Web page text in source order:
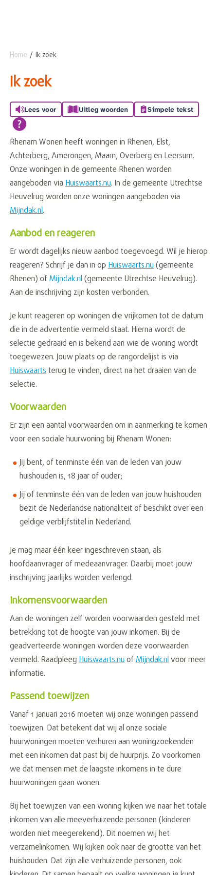
Naar hoofdinhoud
Naar hoofdnavigatiemenu
Naar zoeken
Home Ik zoek
Ik zoek
Lees voor Uitleg woorden Simpele tekst
Rhenam Wonen heeft woningen in Rhenen, Elst,
Achterberg, Amerongen, Maarn, Overberg en Leersum.
Onze woningen in de gemeente Rhenen worden
aangeboden via Huiswaarts.nu. In de gemeente Utrechtse
Heuvelrug worden onze woningen aangeboden via
Mijndak.nl.
Aanbod en reageren
Er wordt dagelijks nieuw aanbod toegevoegd. Wil je hierop
reageren? Schrijf je dan in op Huiswaarts.nu(gemeente
Rhenen) ofMijndak.nl(gemeente Utrechtse Heuvelrug).
Aan de inschrijving zijn kosten verbonden.
Je kunt reageren op woningen die vrijkomen tot de datum
die in de advertentie vermeld staat. Hierna wordt de
selectie gedraaid en is bekend aan wie de woning wordt
toegewezen. Jouw plaats op de rangordelijst is via
Huiswaarts terug te vinden, direct na het draaien van de
selectie.
Voorwaarden
Er zijn een aantal voorwaarden om in aanmerking te komen
voor een sociale huurwoning bij Rhenam Wonen:
Jij bent, of tenminste één van de leden van jouw
huishouden is, 18 jaar of ouder;
Jij of tenminste één van de leden van jouw huishouden
bezit de Nederlandse nationaliteit of beschikt over een
geldige verblijfstitel in Nederland.
Je mag maar één keer ingeschreven staan, als
hoofdaanvrager of medeaanvrager. Daarbij moet jouw
inschrijving jaarlijks worden verlengd.
Inkomensvoorwaarden
Aan de woningen zelf worden voorwaarden gesteld met
betrekking tot de hoogte van jouw inkomen. Bij de
geadverteerde woningen worden deze voorwaarden
vermeld. Raadpleeg Huiswaarts.nuofMijndak.nlvoor meer
informatie.
Passend toewijzen
Vanaf 1 januari 2016 moeten wij onze woningen passend
toewijzen. Dat betekent dat wij al onze sociale
huurwoningen moeten verhuren aan woningzoekenden
met een inkomen dat past bij de huurprijs. Zo voorkomen
we dat mensen met de laagste inkomens in te dure
huurwoningen gaan wonen.
Bij het toewijzen van een woning kijken we naar het totale
inkomen van alle meeverhuizende personen (kinderen
worden niet meegerekend). Dit noemen wij het
verzamelinkomen. Wij kijken ook naar de grootte van het
huishouden. Dat zijn alle verhuizende personen, ook